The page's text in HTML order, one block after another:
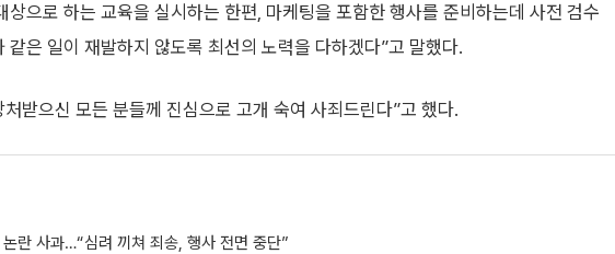
상으로 하는 교육을 실시하는 한편, 마케팅을 포함한 행사를 준비하는데 사전 검수
은 일이 재발하지 않도록 최선의 노력을 다하겠다”고 말했다.
받으신 모든 분들께 진심으로 고개 숙여 사죄드린다”고 했다.
논란 사과…“심려 끼쳐 죄송, 행사 전면 중단”